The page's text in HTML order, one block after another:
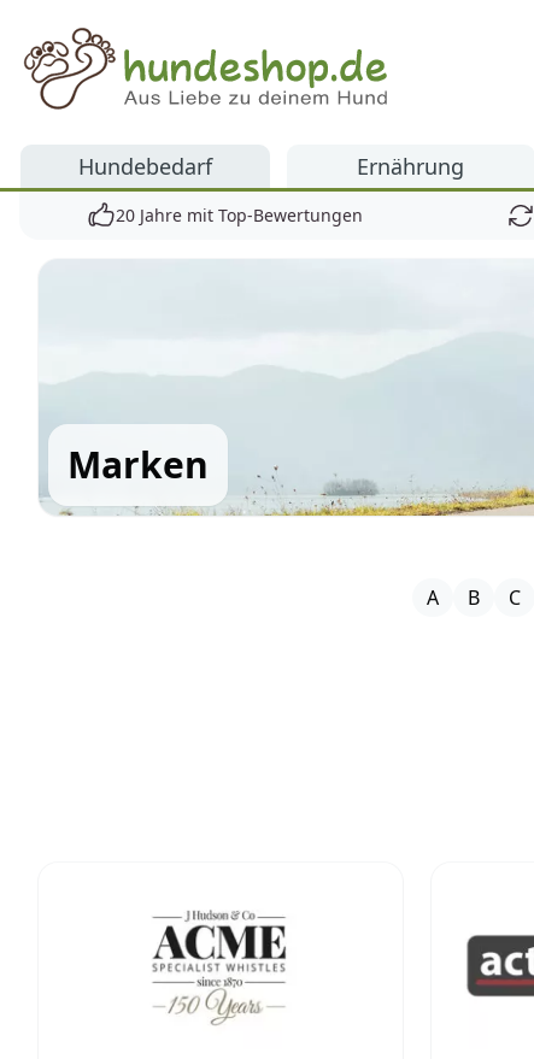
Hundeshop.de
Hundebedarf Ernährung
20 Jahre mit Top-Bewertungen
Marken
A B C